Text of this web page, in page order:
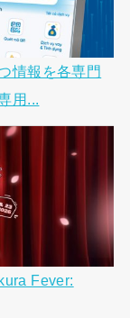
情報を各専門
用...
Fever: